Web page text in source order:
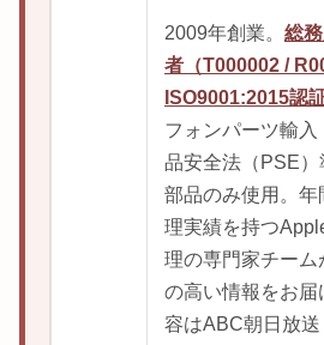
2009年創業。 総
者（T000002 /
ISO9001:2015認
フォンパーツ輸入
品安全法（PSE
部品のみ使用。年
理実績を持つ
理の専門家チー
の高い情報をお
容はABC朝日放